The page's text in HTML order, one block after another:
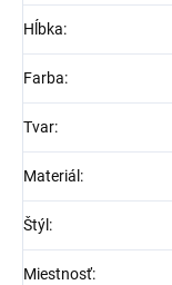
Hĺbka:
Farba:
Tvar:
Materiál :
Štýl :
Miestnosť: